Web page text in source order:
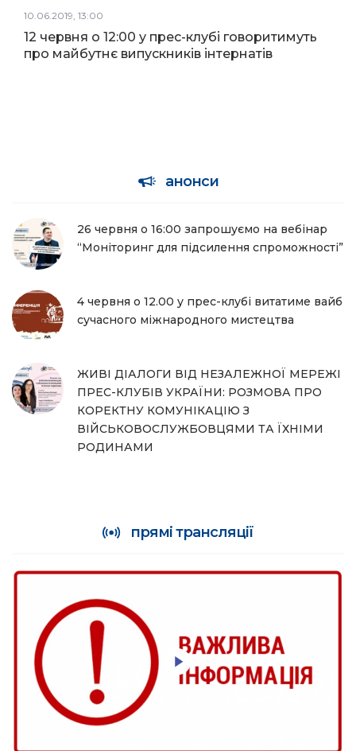
10.06.2019, 13:00
12 червня о 12:00 у прес-клубі говоритимуть
про майбутнє випускників інтернатів
анонси
26 червня о 16:00 запрошуємо на вебінар
“Моніторинг для підсилення спроможності”
4 червня о 12.00 у прес-клубі витатиме вайб
сучасного міжнародного мистецтва
ЖИВІ ДІАЛОГИ ВІД НЕЗАЛЕЖНОЇ МЕРЕЖІ
ПРЕС-КЛУБІВ УКРАЇНИ: РОЗМОВА ПРО
КОРЕКТНУ КОМУНІКАЦІЮ З
ВІЙСЬКОВОСЛУЖБОВЦЯМИ ТА ЇХНІМИ
РОДИНАМИ
прямі трансляції